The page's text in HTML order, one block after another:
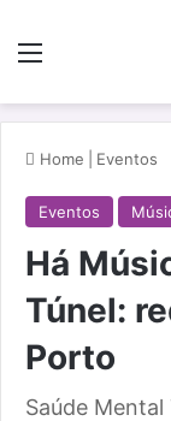
Menu
Home Eventos
Eventos
Há
Túnel:
Porto
Saúde